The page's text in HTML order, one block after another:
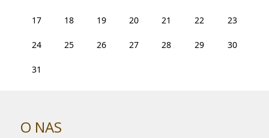
17 18 19 20 21 22 23
24 25 26 27 28 29 30
31
O NAS